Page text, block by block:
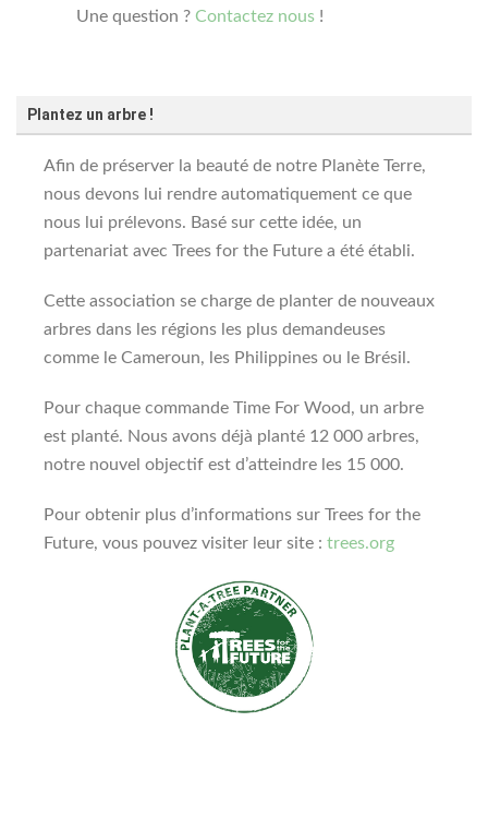
Une question ? Contactez nous !
Plantez un arbre !
Afin de préserver la beauté de notre Planète Terre,
nous devons lui rendre automatiquement ce que
nous lui prélevons. Basé sur cette idée, un
partenariat avec Trees for the Future a été établi.
Cette association se charge de planter de nouveaux
arbres dans les régions les plus demandeuses
comme le Cameroun, les Philippines ou le Brésil.
Pour chaque commande Time For Wood, un arbre
est planté. Nous avons déjà planté 12 000 arbres,
notre nouvel objectif est d’atteindre les 15 000.
Pour obtenir plus d’informations sur Trees for the
Future, vous pouvez visiter leur site : trees.org